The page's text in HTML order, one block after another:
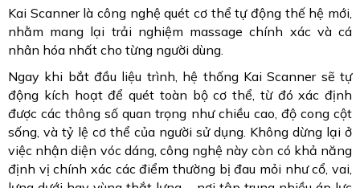
Kai Scanner là công nghệ quét cơ thể tự động thế hệ mới,
nhằm mang lại trải nghiệm massage chính xác và cá
nhân hóa nhất cho từng người dùng.
Ngay khi bắt đầu liệu trình, hệ thống Kai Scanner sẽ tự
động kích hoạt để quét toàn bộ cơ thể, từ đó xác định
được các thông số quan trọng như chiều cao, độ cong cột
sống, và tỷ lệ cơ thể của người sử dụng. Không dừng lại ở
việc nhận diện vóc dáng, công nghệ này còn có khả năng
định vị chính xác các điểm thường bị đau mỏi như cổ, vai,